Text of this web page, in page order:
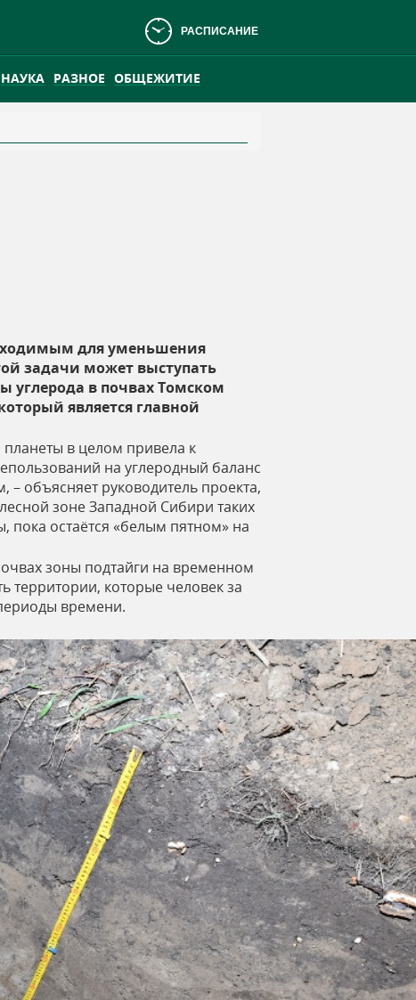
РАСПИСАНИЕ
НАУКА РАЗНОЕ ОБЩЕЖИТИЕ
БОЛОТЕ
для уменьшения
задачи может выступать
углерода в почвах Томском
является главной
в целом привела к
на углеродный баланс
– объясняет руководитель проекта,
зоне Западной Сибири таких
пока остаётся «белым пятном» на
зоны подтайги на временном
территории, которые человек за
времени.